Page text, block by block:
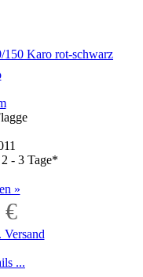
2 - 3 Tage*
»
€
Versand
...